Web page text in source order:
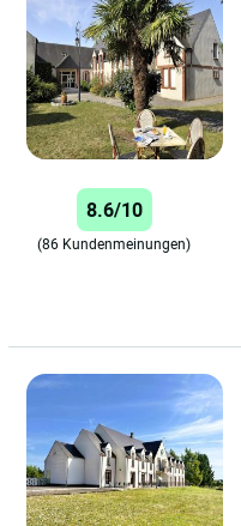
8.6/10
(86 Kundenmeinungen)